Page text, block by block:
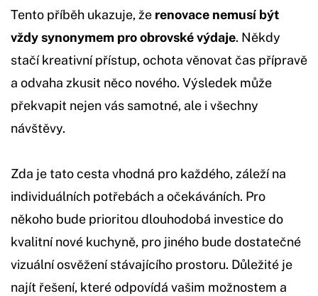
Tento příběh ukazuje, že renovace nemusí být
vždy synonymem pro obrovské výdaje. Někdy
stačí kreativní přístup, ochota věnovat čas přípravě
a odvaha zkusit něco nového. Výsledek může
překvapit nejen vás samotné, ale i všechny
návštěvy.
Zda je tato cesta vhodná pro každého, záleží na
individuálních potřebách a očekáváních. Pro
někoho bude prioritou dlouhodobá investice do
kvalitní nové kuchyně, pro jiného bude dostatečné
vizuální osvěžení stávajícího prostoru. Důležité je
najít řešení, které odpovídá vašim možnostem a